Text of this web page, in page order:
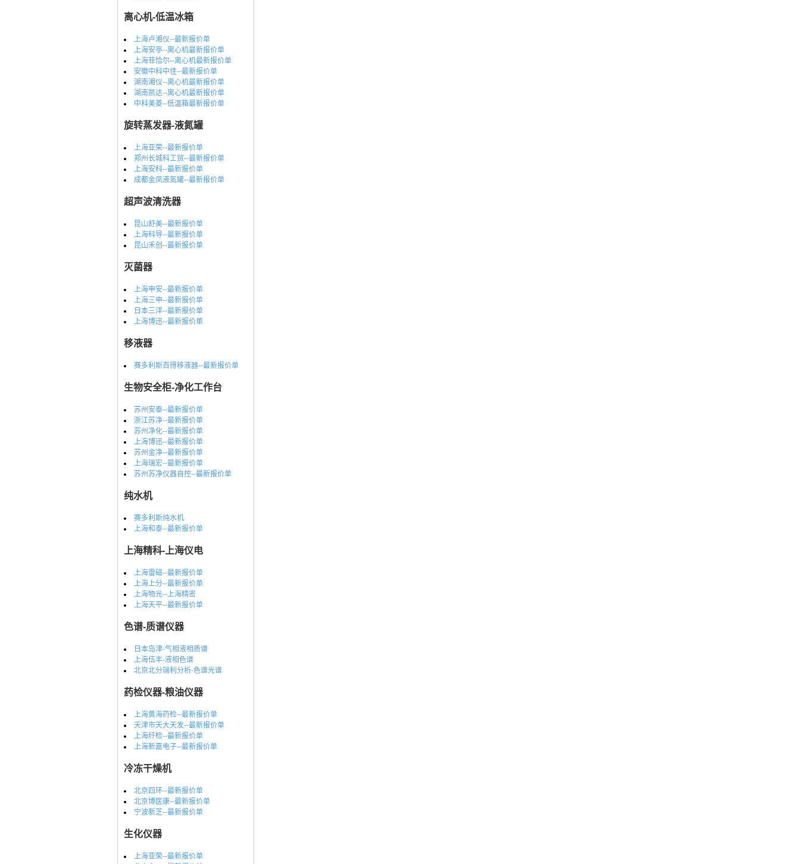
离心机-低温冰箱
上海卢湘仪--最新报价单
上海安亭--离心机最新报价单
上海菲恰尔--离心机最新报价单
安徽中科中佳--最新报价单
湖南湘仪--离心机最新报价单
湖南凯达--离心机最新报价单
中科美菱--低温箱最新报价单
旋转蒸发器-液氮罐
上海亚荣--最新报价单
郑州长城科工贸--最新报价单
上海安科--最新报价单
成都金凤液氮罐--最新报价单
超声波清洗器
昆山舒美--最新报价单
上海科导--最新报价单
昆山禾创--最新报价单
灭菌器
上海申安--最新报价单
上海三申--最新报价单
日本三洋--最新报价单
上海博迅--最新报价单
移液器
赛多利斯百得移液器--最新报价单
生物安全柜-净化工作台
苏州安泰--最新报价单
浙江苏净--最新报价单
苏州净化--最新报价单
上海博迅--最新报价单
苏州金净--最新报价单
上海瑞宏--最新报价单
苏州苏净仪器自控--最新报价单
纯水机
赛多利斯纯水机
上海和泰--最新报价单
上海精科-上海仪电
上海雷磁--最新报价单
上海上分--最新报价单
上海物光--上海精密
上海天平--最新报价单
色谱-质谱仪器
日本岛津-气相液相质谱
上海伍丰-液相色谱
北京北分瑞利分析-色谱光谱
药检仪器-粮油仪器
上海黄海药检--最新报价单
天津市天大天发--最新报价单
上海纤检--最新报价单
上海新嘉电子--最新报价单
冷冻干燥机
北京四环--最新报价单
北京博医康--最新报价单
宁波新芝--最新报价单
生化仪器
上海亚荣--最新报价单